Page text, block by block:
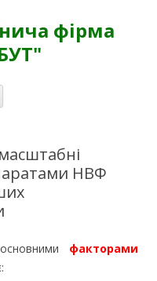
фірма
НВФ
факторами